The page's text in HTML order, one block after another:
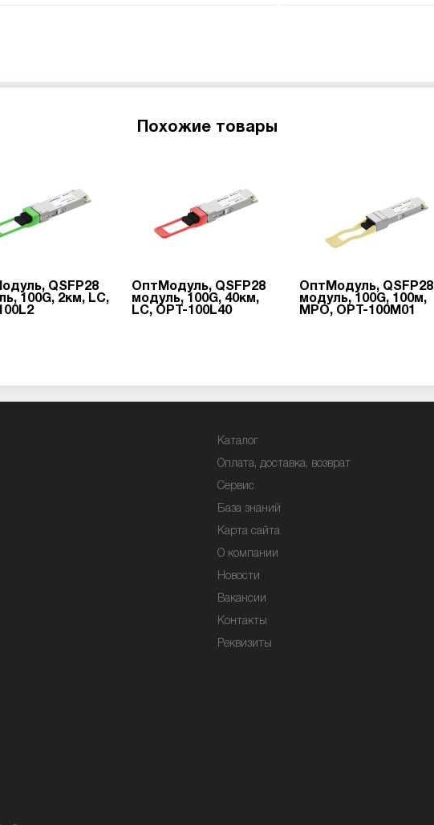
Похожие товары
QSFP28
100G, 2км, LC,
ОптМодуль, QSFP28
модуль, 100G, 40км,
LC, OPT-100L40
ОптМодуль, QSFP28
модуль, 100G, 100м,
MPO, OPT-100M01
Каталог
Оплата, доставка, возврат
Сервис
База знаний
Карта сайта
О компании
Новости
Вакансии
Контакты
Реквизиты